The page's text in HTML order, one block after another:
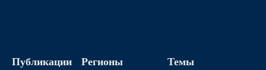
Публикации Регионы Темы